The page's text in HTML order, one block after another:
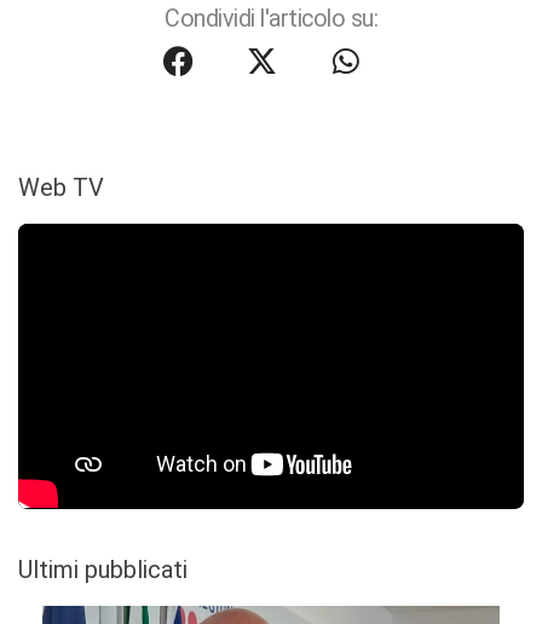
Condividi l'articolo su:
Web TV
Ultimi pubblicati